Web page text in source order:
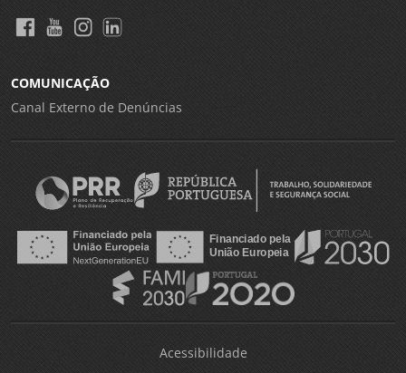
COMUNICAÇÃO
Canal Externo de Denúncias
Acessibilidade